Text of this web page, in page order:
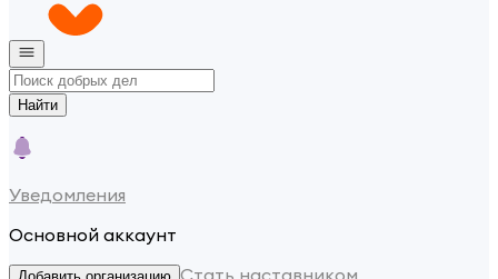
Найти
Уведомления
Основной аккаунт
Стать наставником